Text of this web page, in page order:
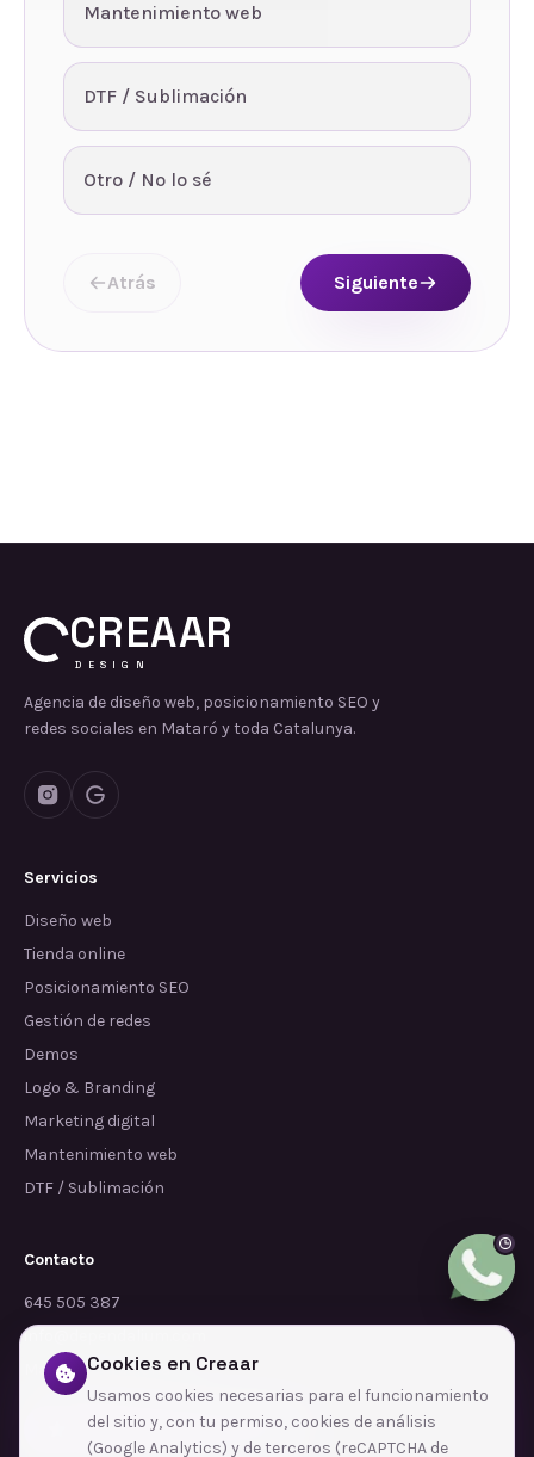
Mantenimiento web
DTF / Sublimación
Otro / No lo sé
Atrás Siguiente
CREAAR
DESIGN
Agencia de diseño web, posicionamiento SEO y
redes sociales en Mataró y toda Catalunya.
Servicios
Diseño web
Tienda online
Posicionamiento SEO
Gestión de redes
Demos
Logo & Branding
Marketing digital
Mantenimiento web
DTF / Sublimación
Contacto
645 505 387
info@dependalium.com
Mataró (Barcelona)
Déjanos tu reseña en Google
Cookies en Creaar
Usamos cookies necesarias para el funcionamiento
del sitio y, con tu permiso, cookies de análisis
(Google Analytics) y de terceros (reCAPTCHA de